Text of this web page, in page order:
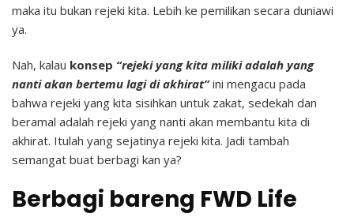
maka itu bukan rejeki kita. Lebih ke pemilikan secara duniawi
ya.
Nah, kalau konsep “rejeki yang kita miliki adalah yang
nanti akan bertemu lagi di akhirat”ini mengacu pada
bahwa rejeki yang kita sisihkan untuk zakat, sedekah dan
beramal adalah rejeki yang nanti akan membantu kita di
akhirat. Itulah yang sejatinya rejeki kita. Jadi tambah
semangat buat berbagi kan ya?
Berbagi bareng FWD Life